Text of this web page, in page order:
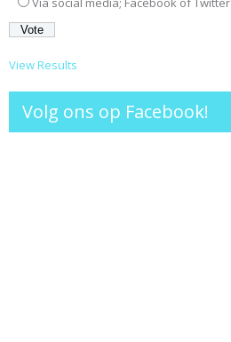
View Results
Volg ons op Facebook!